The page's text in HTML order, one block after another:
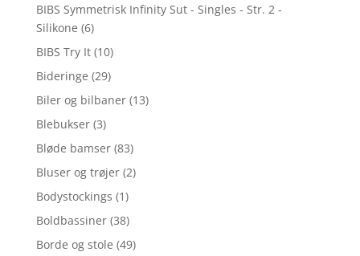
BIBS Symmetrisk Infinity Sut - Singles - Str. 2 -
Silikone (6)
BIBS Try It (10)
Bideringe (29)
Biler og bilbaner (13)
Blebukser (3)
Bløde bamser (83)
Bluser og trøjer (2)
Bodystockings (1)
Boldbassiner (38)
Borde og stole (49)